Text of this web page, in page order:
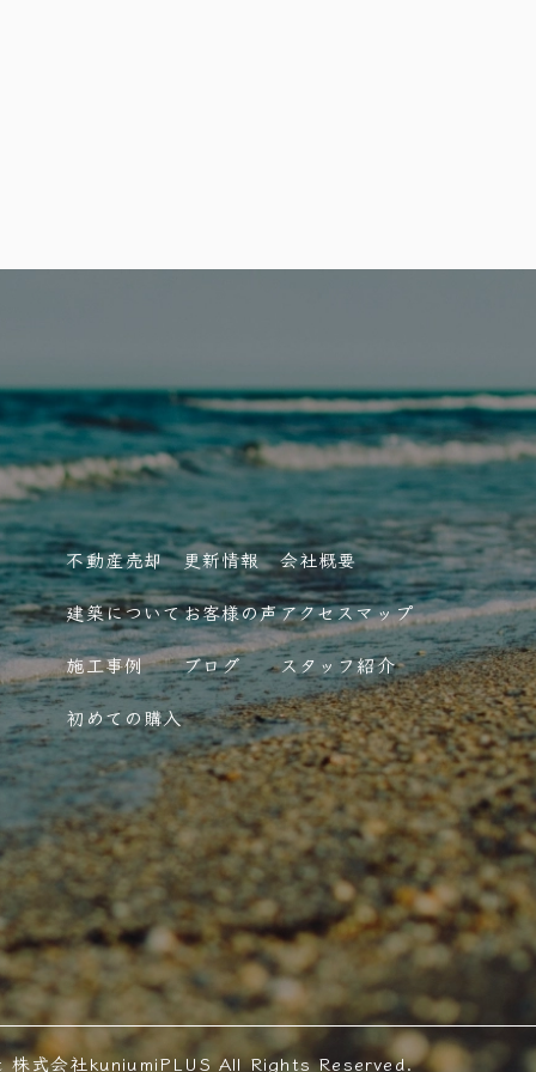
不動産売却
建築について
施工事例
初めての購入
更新情報
お客様の声
ブログ
会社概要
アクセスマップ
スタッフ紹介
式会社kuniumiPLUS All Rights Reserved.